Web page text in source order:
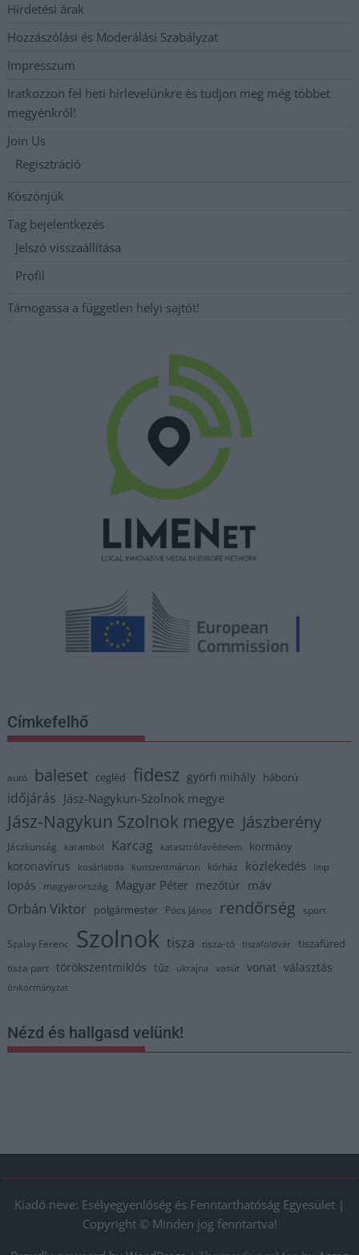
Hirdetési árak
Hozzászólási és Moderálási Szabályzat
Impresszum
Iratkozzon fel heti hírlevelünkre és tudjon meg még többet
megyénkről!
Join Us
Regisztráció
Köszönjük
Tag bejelentkezés
Jelszó visszaállítása
Profil
Támogassa a független helyi sajtót!
Címkefelhő
autó baleset cegléd fidesz györfi mihály háború
időjárás Jász-Nagykun-Szolnok megye
Jász-Nagykun Szolnok megye Jászberény
Jászkunság karambol Karcag katasztrófavédelem kormány
koronavírus kosárlabda kunszentmárton kórház közlekedés lmp
lopás magyarország Magyar Péter mezőtúr máv
Orbán Viktor polgármester Pócs János rendőrség sport
Szalay Ferenc Szolnok tisza tisza-tó tiszaföldvár tiszafüred
tisza part törökszentmiklós tűz ukrajna vasút vonat választás
önkormányzat
Nézd és hallgasd velünk!
Kiadó neve: Esélyegyenlőség és Fenntarthatóság Egyesület |
Copyright © Minden jog fenntartva!